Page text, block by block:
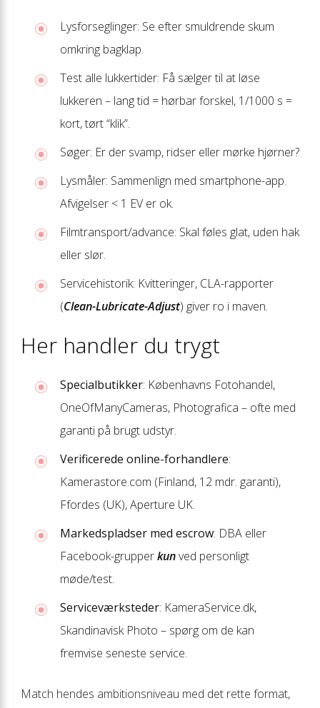
Lysforseglinger: Se efter smuldrende skum
omkring bagklap.
Test alle lukkertider: Få sælger til at løse
lukkeren – lang tid = hørbar forskel, 1/1000 s =
kort, tørt “klik”.
Søger: Er der svamp, ridser eller mørke hjørner?
Lysmåler: Sammenlign med smartphone-app.
Afvigelser < 1 EV er ok.
Filmtransport/advance: Skal føles glat, uden hak
eller slør.
Servicehistorik: Kvitteringer, CLA-rapporter
(Clean-Lubricate-Adjust) giver ro i maven.
Her handler du trygt
Special­butikker: Københavns Foto­handel,
OneOfManyCameras, Photografica – ofte med
garanti på brugt udstyr.
Verificerede online-forhandlere:
Kamerastore.com (Finland, 12 mdr. garanti),
Ffordes (UK), Aperture UK.
Markeds­pladser med escrow: DBA eller
Facebook-grupperkunved personligt
møde/test.
Serviceværksteder: KameraService.dk,
Skandinavisk Photo – spørg om de kan
fremvise seneste service.
Match hendes ambitions­niveau med det rette format,